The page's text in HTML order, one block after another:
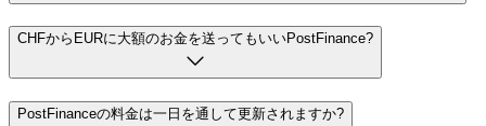
CHFからEURに大額のお金を送ってもいいPostFinance?
PostFinanceの料金は一日を通して更新されますか?